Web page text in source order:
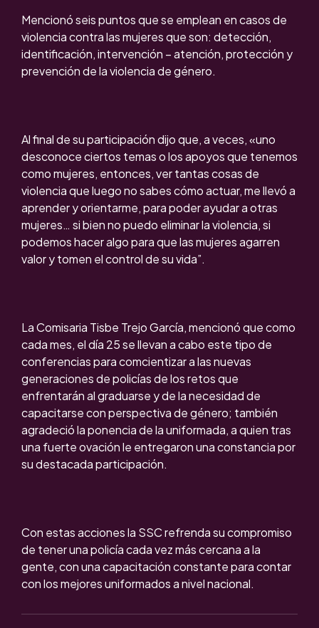
Mencionó seis puntos que se emplean en casos de
violencia contra las mujeres que son: detección,
identificación, intervención – atención, protección y
prevención de la violencia de género.
Al final de su participación dijo que, a veces, «uno
desconoce ciertos temas o los apoyos que tenemos
como mujeres, entonces, ver tantas cosas de
violencia que luego no sabes cómo actuar, me llevó a
aprender y orientarme, para poder ayudar a otras
mujeres… si bien no puedo eliminar la violencia, si
podemos hacer algo para que las mujeres agarren
valor y tomen el control de su vida”.
La Comisaria Tisbe Trejo García, mencionó que como
cada mes, el día 25 se llevan a cabo este tipo de
conferencias para comcientizar a las nuevas
generaciones de policías de los retos que
enfrentarán al graduarse y de la necesidad de
capacitarse con perspectiva de género; también
agradeció la ponencia de la uniformada, a quien tras
una fuerte ovación le entregaron una constancia por
su destacada participación.
Con estas acciones la SSC refrenda su compromiso
de tener una policía cada vez más cercana a la
gente, con una capacitación constante para contar
con los mejores uniformados a nivel nacional.